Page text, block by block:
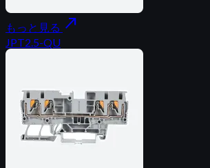
もっと見る north_east
JPT2.5-QU